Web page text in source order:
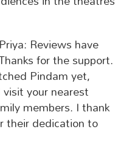
Reviews have
for the support.
Pindam yet,
your nearest
members. I thank
their dedication to